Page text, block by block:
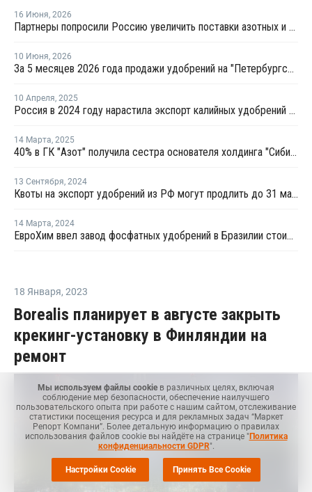
16 Июня, 2026
Партнеры попросили Россию увеличить поставки азотных и фосфорных удобрений
10 Июня, 2026
За 5 месяцев 2026 года продажи удобрений на "Петербургской бирже" выросли на 16,1%
10 Апреля, 2025
Россия в 2024 году нарастила экспорт калийных удобрений в ЮАР на 137%
14 Марта, 2025
40% в ГК "Азот" получила сестра основателя холдинга "Сибирский деловой союз"
13 Сентября, 2024
Квоты на экспорт удобрений из РФ могут продлить до 31 мая 2025 года
14 Марта, 2024
ЕвроХим ввел завод фосфатных удобрений в Бразилии стоимостью USD1 млрд
18 Января, 2023
Borealis планирует в августе закрыть
крекинг-установку в Финляндии на
ремонт
Мы используем файлы cookie в различных целях, включая
соблюдение мер безопасности, обеспечение наилучшего
пользовательского опыта при работе с нашим сайтом, отслеживание
статистики посещения ресурса и для рекламных задач “Маркет
Репорт Компани”. Более детальную информацию о правилах
использования файлов cookie вы найдёте на странице "Политика
конфиденциальности GDPR".
Настройки Cookie Принять Все Cookie